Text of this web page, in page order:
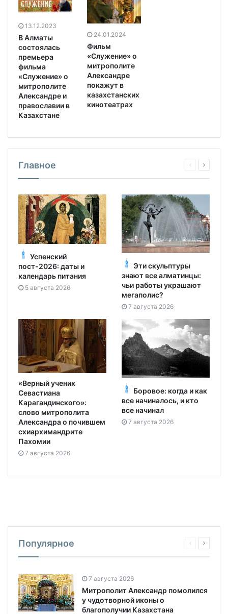
13.12.2023
В Алматы
состоялась
премьера
фильма
«Служение» о
митрополите
Александре и
православии в
Казахстане
24.01.2024
Фильм
«Служение» о
митрополите
Александре
покажут в
казахстанских
кинотеатрах
Главное
Успенский
пост-2026: даты и
календарь питания
5 августа 2026
Эти скульптуры
знают все алматинцы:
чьи работы украшают
мегаполис?
7 августа 2026
«Верный ученик
Севастиана
Карагандинского»:
слово митрополита
Александра о почившем
схиархимандрите
Пахомии
7 августа 2026
Боровое: когда и как
все начиналось, и кто
все начинал
7 августа 2026
Популярное
7 августа 2026
Митрополит Александр помолился
у чудотворной иконы о
благополучии Казахстана